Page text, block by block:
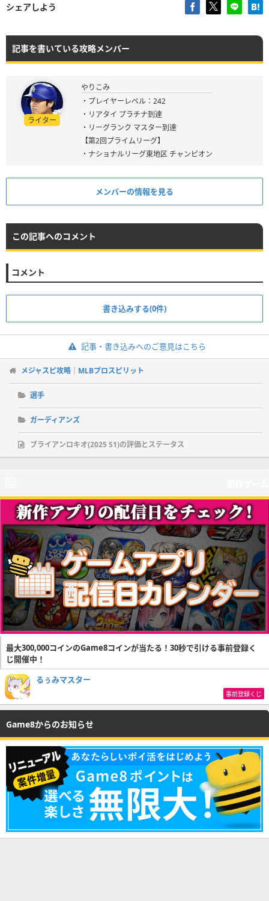
シェアしよう
記事を書いている攻略メンバー
ライター
やりこみ
・プレイヤーレベル：242
・リアタイ プラチナ到達
・リーグランク マスター到達
【第2回プライムリーグ】
・ナショナルリーグ東地区 チャンピオン
メンバーの情報を見る
この記事へのコメント
コメント
書き込みする(0件)
記事・書き込みへのご意見はこちら
メジャスピ攻略｜MLBプロスピリット
選手
ガーディアンズ
ブライアンロキオ(2025 S1)の評価とステータス
最大300,000コインのGame8コインが当たる！30秒で引ける事前登録く
じ開催中！
るぅみマスター
事前登録くじ
Game8からのお知らせ